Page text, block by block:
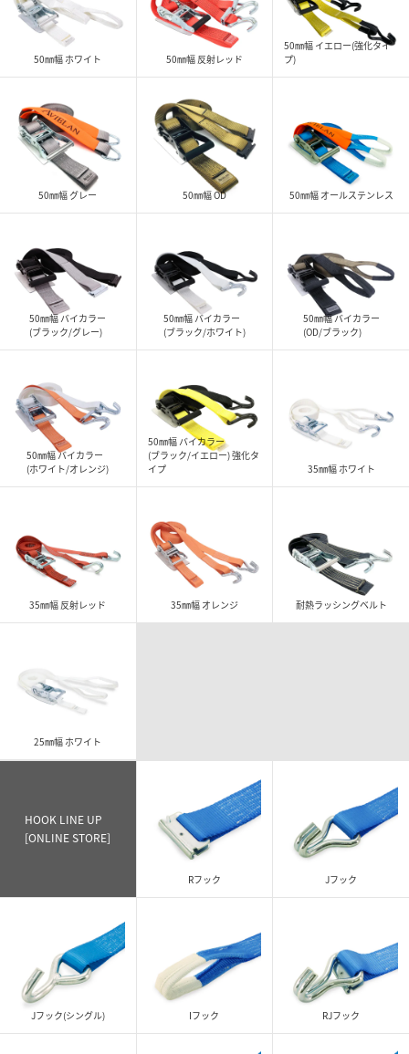
50㎜幅 ホワイト 50㎜幅 反射レッド
50㎜幅 イエロー(強化タイ
プ)
50㎜幅 グレー 50㎜幅 OD 50㎜幅 オールステンレス
50㎜幅 バイカラー
(ブラック/グレー)
50㎜幅 バイカラー
(ブラック/ホワイト)
50㎜幅 バイカラー
(OD/ブラック)
50㎜幅 バイカラー
(ホワイト/オレンジ)
50㎜幅 バイカラー
(ブラック/イエロー) 強化タ
イプ
35㎜幅 ホワイト
35㎜幅 反射レッド 35㎜幅 オレンジ 耐熱ラッシングベルト
25㎜幅 ホワイト
HOOK LINE UP
[ONLINE STORE]
Rフック Jフック
Jフック(シングル) Iフック RJフック